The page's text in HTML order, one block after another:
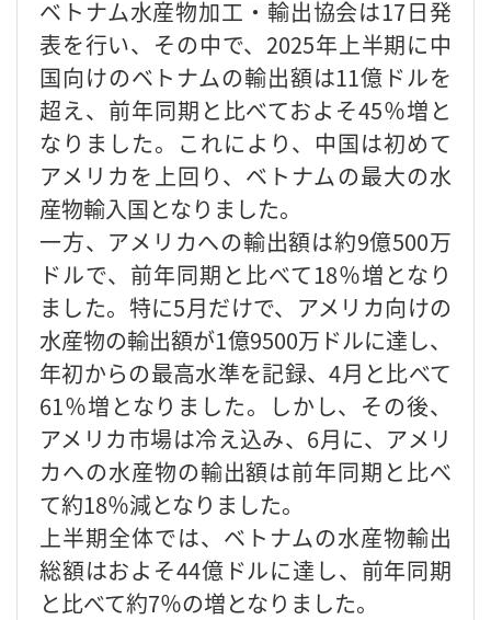
ベトナム水産物加工・輸出協会は17日発
表を行い、その中で、2025年上半期に中
国向けのベトナムの輸出額は11億ドルを
超え、前年同期と比べておよそ45％増と
なりました。これにより、中国は初めて
アメリカを上回り、ベトナムの最大の水
産物輸入国となりました。
一方、アメリカへの輸出額は約9億500万
ドルで、前年同期と比べて18％増となり
ました。特に5月だけで、アメリカ向けの
水産物の輸出額が1億9500万ドルに達し、
年初からの最高水準を記録、4月と比べて
61％増となりました。しかし、その後、
アメリカ市場は冷え込み、6月に、アメリ
カへの水産物の輸出額は前年同期と比べ
て約18％減となりました。
上半期全体では、ベトナムの水産物輸出
総額はおよそ44億ドルに達し、前年同期
と比べて約7％の増となりました。